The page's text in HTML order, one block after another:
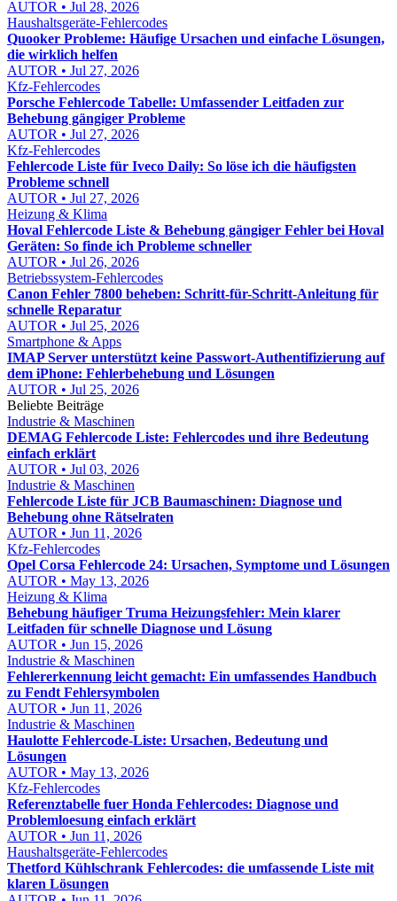
AUTOR • Jul 28, 2026
Haushaltsgeräte-Fehlercodes
Quooker Probleme: Häufige Ursachen und einfache Lösungen,
die wirklich helfen
AUTOR • Jul 27, 2026
Kfz-Fehlercodes
Porsche Fehlercode Tabelle: Umfassender Leitfaden zur
Behebung gängiger Probleme
AUTOR • Jul 27, 2026
Kfz-Fehlercodes
Fehlercode Liste für Iveco Daily: So löse ich die häufigsten
Probleme schnell
AUTOR • Jul 27, 2026
Heizung & Klima
Hoval Fehlercode Liste & Behebung gängiger Fehler bei Hoval
Geräten: So finde ich Probleme schneller
AUTOR • Jul 26, 2026
Betriebssystem-Fehlercodes
Canon Fehler 7800 beheben: Schritt-für-Schritt-Anleitung für
schnelle Reparatur
AUTOR • Jul 25, 2026
Smartphone & Apps
IMAP Server unterstützt keine Passwort-Authentifizierung auf
dem iPhone: Fehlerbehebung und Lösungen
AUTOR • Jul 25, 2026
Beliebte Beiträge
Industrie & Maschinen
DEMAG Fehlercode Liste: Fehlercodes und ihre Bedeutung
einfach erklärt
AUTOR • Jul 03, 2026
Industrie & Maschinen
Fehlercode Liste für JCB Baumaschinen: Diagnose und
Behebung ohne Rätselraten
AUTOR • Jun 11, 2026
Kfz-Fehlercodes
Opel Corsa Fehlercode 24: Ursachen, Symptome und Lösungen
AUTOR • May 13, 2026
Heizung & Klima
Behebung häufiger Truma Heizungsfehler: Mein klarer
Leitfaden für schnelle Diagnose und Lösung
AUTOR • Jun 15, 2026
Industrie & Maschinen
Fehlererkennung leicht gemacht: Ein umfassendes Handbuch
zu Fendt Fehlersymbolen
AUTOR • Jun 11, 2026
Industrie & Maschinen
Haulotte Fehlercode-Liste: Ursachen, Bedeutung und
Lösungen
AUTOR • May 13, 2026
Kfz-Fehlercodes
Referenztabelle fuer Honda Fehlercodes: Diagnose und
Problemloesung einfach erklärt
AUTOR • Jun 11, 2026
Haushaltsgeräte-Fehlercodes
Thetford Kühlschrank Fehlercodes: die umfassende Liste mit
klaren Lösungen